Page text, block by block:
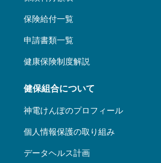
保険給付一覧
申請書類一覧
健康保険制度解説
健保組合について
神電けんぽのプロフィール
個人情報保護の取り組み
データヘルス計画